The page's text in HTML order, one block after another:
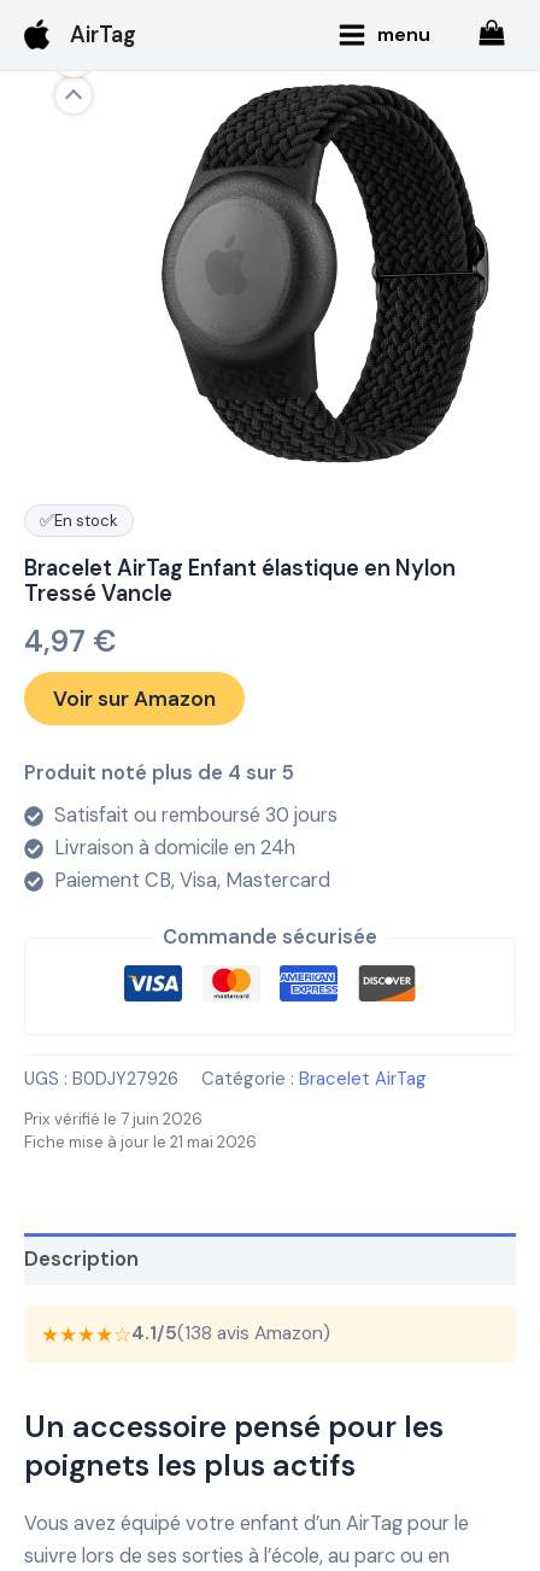
contenu
AirTag
Main
Menu
menu
✅En stock
Bracelet AirTag Enfant élastique en Nylon
Tressé Vancle
4,97 €
Voir sur Amazon
Produit noté plus de 4 sur 5
Satisfait ou remboursé 30 jours
Livraison à domicile en 24h
Paiement CB, Visa, Mastercard
Commande sécurisée
UGS : B0DJY27926 Catégorie : Bracelet AirTag
Prix vérifié le 7 juin 2026
Fiche mise à jour le 21 mai 2026
Description
★★★★☆4.1/5(138 avis Amazon)
Un accessoire pensé pour les
poignets les plus actifs
Vous avez équipé votre enfant d’un AirTag pour le
suivre lors de ses sorties à l’école, au parc ou en